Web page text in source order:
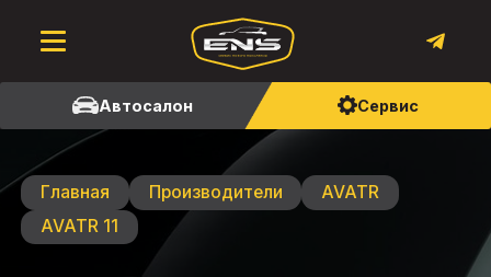
Автосалон Сервис
Главная Производители
AVATR
AVATR 11